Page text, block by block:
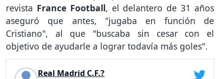
revista France Football, el delantero de 31 años
aseguró que antes, "jugaba en función de
Cristiano", al que "buscaba sin cesar con el
objetivo de ayudarle a lograr todavía más goles".
Real Madrid C.F.?